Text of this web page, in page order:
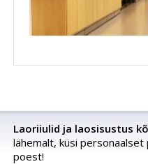
Laoriiulid ja laosisustus
lähemalt, küsi
poest!